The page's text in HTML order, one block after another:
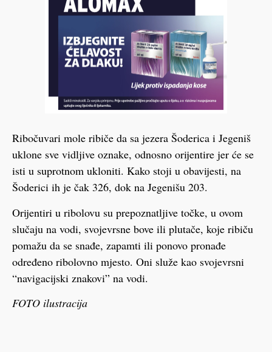
Ribočuvari mole ribiče da sa jezera Šoderica i Jegeniš
uklone sve vidljive oznake, odnosno orijentire jer će se
isti u suprotnom ukloniti. Kako stoji u obavijesti, na
Šoderici ih je čak 326, dok na Jegenišu 203.
Orijentiri u ribolovu su prepoznatljive točke, u ovom
slučaju na vodi, svojevrsne bove ili plutače, koje ribiču
pomažu da se snađe, zapamti ili ponovo pronađe
određeno ribolovno mjesto. Oni služe kao svojevrsni
“navigacijski znakovi” na vodi.
FOTO ilustracija